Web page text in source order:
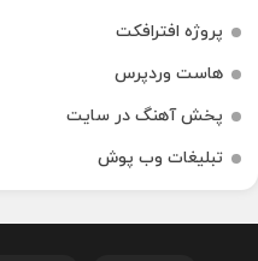
پروژه افترافکت
هاست وردپرس
پخش آهنگ در سایت
تبلیغات وب پوش